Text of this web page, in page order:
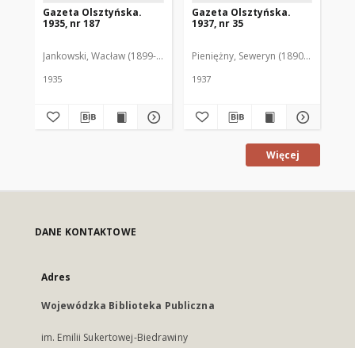
Gazeta Olsztyńska.
1935, nr 187
Jankowski, Wacław (1899-1975). Red.
1935
Gazeta Olsztyńska.
1937, nr 35
Pieniężny, Seweryn (1890-1940). Red.
1937
Więcej
DANE KONTAKTOWE
Adres
Wojewódzka Biblioteka Publiczna
im. Emilii Sukertowej-Biedrawiny